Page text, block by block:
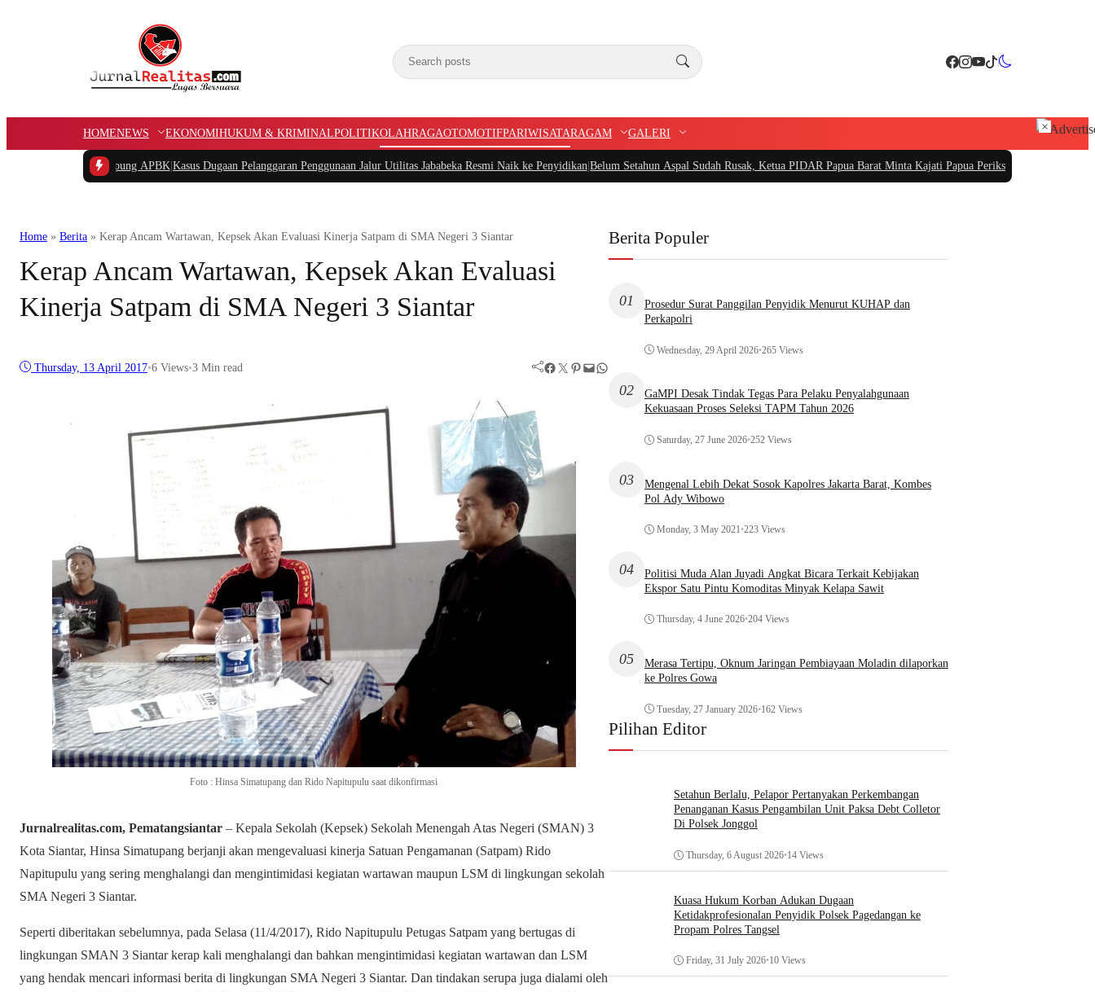
HOMENEWS EKONOMIHUKUM & KRIMINALPOLITIKOLAHRAGAOTOMOTIFPARIWISATARAGAM GALERI
Dana Kampung APBK Kasus Dugaan Pelanggaran Penggunaan Jalur Utilitas Jababeka Resmi Naik ke Penyidikan|Belum Setahun Aspal Sudah Rusak, Ketua PIDAR Papua Barat Minta Kajati Papua Periksa PT. Fajar Papua
Home » Berita » Kerap Ancam Wartawan, Kepsek Akan Evaluasi Kinerja Satpam di SMA Negeri 3 Siantar
Kerap Ancam Wartawan, Kepsek Akan Evaluasi
Kinerja Satpam di SMA Negeri 3 Siantar
Thursday, 13 April 2017•6 Views•3 Min read Facebook Twitter Pinterest Mail WhatsApp
Foto : Hinsa Simatupang dan Rido Napitupulu saat dikonfirmasi
Jurnalrealitas.com, Pematangsiantar – Kepala Sekolah (Kepsek) Sekolah Menengah Atas Negeri (SMAN) 3
Kota Siantar, Hinsa Simatupang berjanji akan mengevaluasi kinerja Satuan Pengamanan (Satpam) Rido
Napitupulu yang sering menghalangi dan mengintimidasi kegiatan wartawan maupun LSM di lingkungan sekolah
SMA Negeri 3 Siantar.
Seperti diberitakan sebelumnya, pada Selasa (11/4/2017), Rido Napitupulu Petugas Satpam yang bertugas di
lingkungan SMAN 3 Siantar kerap kali menghalangi dan bahkan mengintimidasi kegiatan wartawan dan LSM
yang hendak mencari informasi berita di lingkungan SMA Negeri 3 Siantar. Dan tindakan serupa juga dialami oleh
Berita Populer
01
Prosedur Surat Panggilan Penyidik Menurut KUHAP dan
Perkapolri
Wednesday, 29 April 2026•265 Views
02
GaMPI Desak Tindak Tegas Para Pelaku Penyalahgunaan
Kekuasaan Proses Seleksi TAPM Tahun 2026
Saturday, 27 June 2026•252 Views
03
Mengenal Lebih Dekat Sosok Kapolres Jakarta Barat, Kombes
Pol Ady Wibowo
Monday, 3 May 2021•223 Views
04
Politisi Muda Alan Juyadi Angkat Bicara Terkait Kebijakan
Ekspor Satu Pintu Komoditas Minyak Kelapa Sawit
Thursday, 4 June 2026•204 Views
05
Merasa Tertipu, Oknum Jaringan Pembiayaan Moladin dilaporkan
ke Polres Gowa
Tuesday, 27 January 2026•162 Views
Pilihan Editor
Setahun Berlalu, Pelapor Pertanyakan Perkembangan
Penanganan Kasus Pengambilan Unit Paksa Debt Colletor
Di Polsek Jonggol
Thursday, 6 August 2026•14 Views
Kuasa Hukum Korban Adukan Dugaan
Ketidakprofesionalan Penyidik Polsek Pagedangan ke
Propam Polres Tangsel
Friday, 31 July 2026•10 Views
×